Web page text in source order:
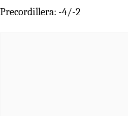
Precordillera: -4/-2